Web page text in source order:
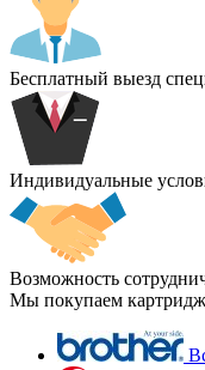
Бесплатный выезд
Индивидуальные
Возможность
Мы покупаем